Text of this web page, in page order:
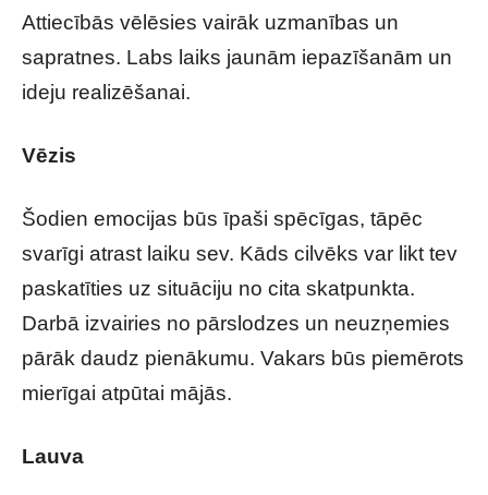
Attiecībās vēlēsies vairāk uzmanības un
sapratnes. Labs laiks jaunām iepazīšanām un
ideju realizēšanai.
Vēzis
Šodien emocijas būs īpaši spēcīgas, tāpēc
svarīgi atrast laiku sev. Kāds cilvēks var likt tev
paskatīties uz situāciju no cita skatpunkta.
Darbā izvairies no pārslodzes un neuzņemies
pārāk daudz pienākumu. Vakars būs piemērots
mierīgai atpūtai mājās.
Lauva